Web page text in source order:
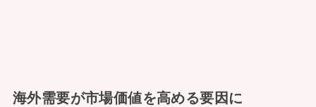
海外需要が市場価値を高める要因に